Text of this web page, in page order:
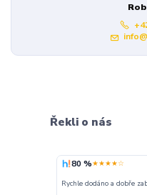
Řekli o nás
80 %★★★★☆
Rychle dodáno a dobře